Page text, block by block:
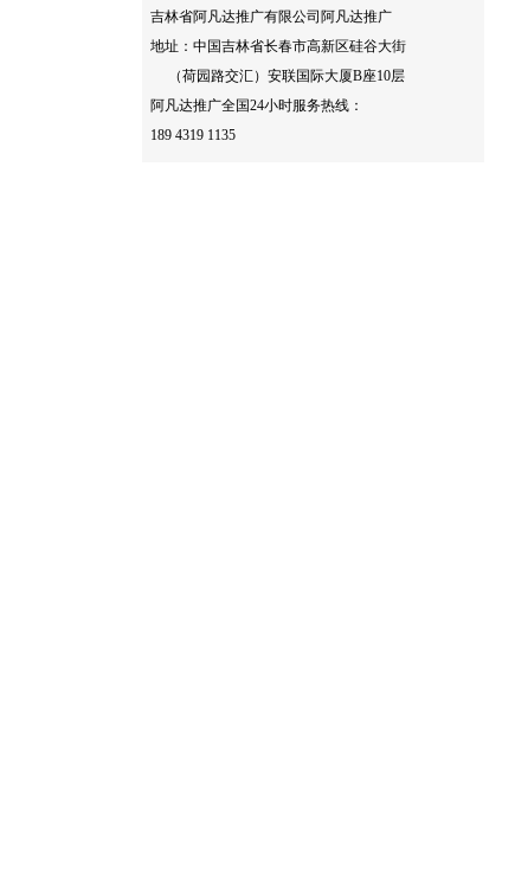
吉林省阿凡达推广有限公司阿凡达推广
地址：中国吉林省长春市高新区硅谷大街
（荷园路交汇）安联国际大厦B座10层
阿凡达推广全国24小时服务热线：
189 4319 1135